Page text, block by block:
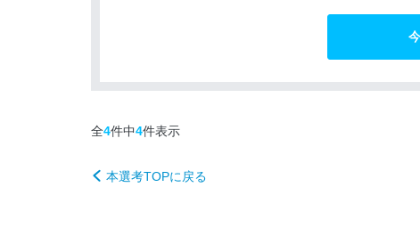
全4件中4件表示
本選考TOPに戻る